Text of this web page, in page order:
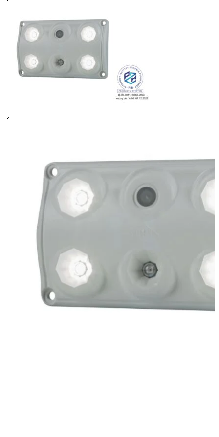
Akceptuj wszystko